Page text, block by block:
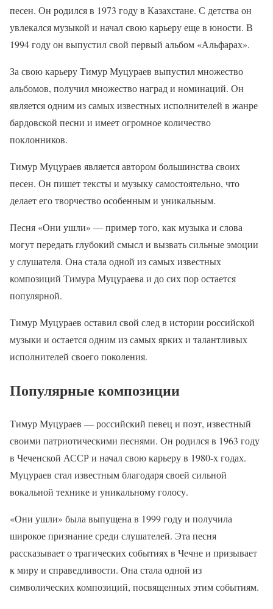
песен. Он родился в 1973 году в Казахстане. С детства он
увлекался музыкой и начал свою карьеру еще в юности. В
1994 году он выпустил свой первый альбом «Альфарах».
За свою карьеру Тимур Муцураев выпустил множество
альбомов, получил множество наград и номинаций. Он
является одним из самых известных исполнителей в жанре
бардовской песни и имеет огромное количество
поклонников.
Тимур Муцураев является автором большинства своих
песен. Он пишет тексты и музыку самостоятельно, что
делает его творчество особенным и уникальным.
Песня «Они ушли» — пример того, как музыка и слова
могут передать глубокий смысл и вызвать сильные эмоции
у слушателя. Она стала одной из самых известных
композиций Тимура Муцураева и до сих пор остается
популярной.
Тимур Муцураев оставил свой след в истории российской
музыки и остается одним из самых ярких и талантливых
исполнителей своего поколения.
Популярные композиции
Тимур Муцураев — российский певец и поэт, известный
своими патриотическими песнями. Он родился в 1963 году
в Чеченской АССР и начал свою карьеру в 1980-х годах.
Муцураев стал известным благодаря своей сильной
вокальной технике и уникальному голосу.
«Они ушли» была выпущена в 1999 году и получила
широкое признание среди слушателей. Эта песня
рассказывает о трагических событиях в Чечне и призывает
к миру и справедливости. Она стала одной из
символических композиций, посвященных этим событиям.